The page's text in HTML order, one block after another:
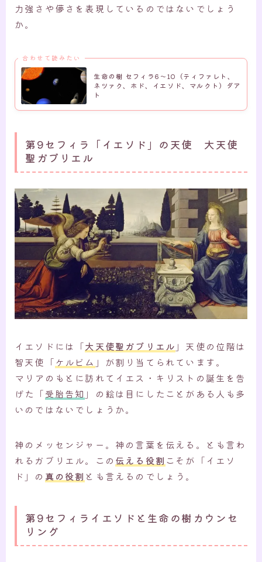
力強さや儚さを表現しているのではないでしょう
か。
合わせて読みたい
生命の樹 セフィラ6～10（ティファレト、
ネツァク、ホド、イエソド、マルクト）ダア
ト
第9セフィラ「イエソド」の天使 大天使
聖ガブリエル
イエソドには「大天使聖ガブリエル 」天使の位階は
智天使「ケルビム 」が割り当てられています。
マリアのもとに訪れてイエス・キリストの誕生を告
げた「受胎告知 」の絵は目にしたことがある人も多
いのではないでしょうか。
神のメッセンジャー。神の言葉を伝える。とも言わ
れるガブリエル。この 伝える役割 こそが「イエソ
ド」の 真の役割 とも言えるのでしょう。
第9セフィライエソドと生命の樹カウンセ
リング